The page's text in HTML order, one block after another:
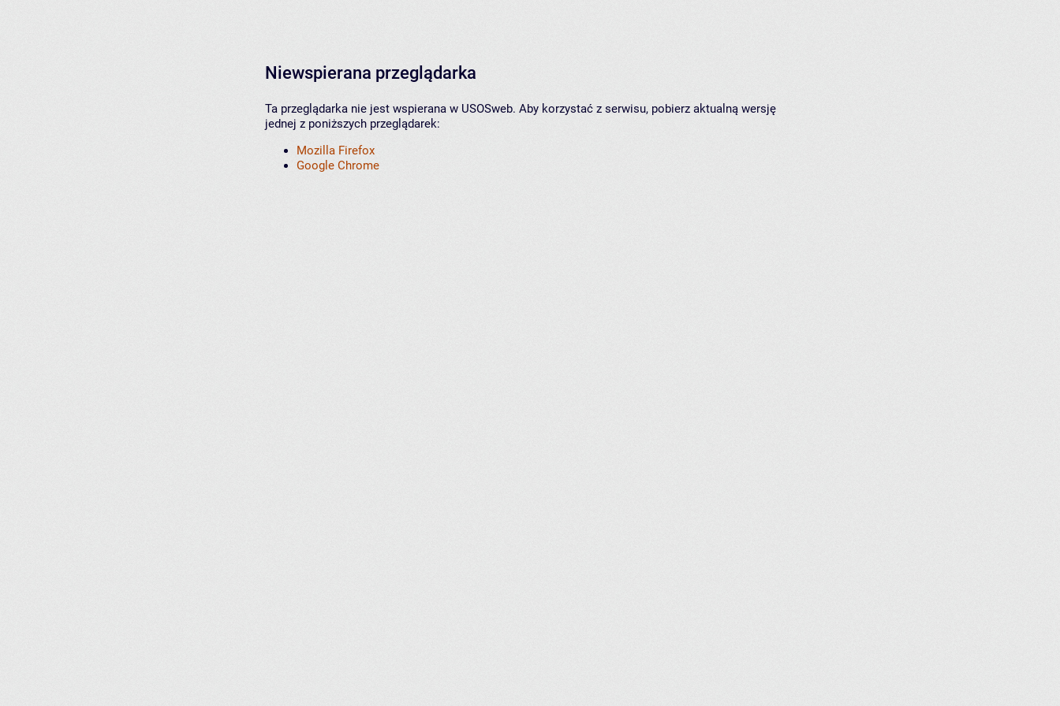
Niewspierana przeglądarka
Ta przeglądarka nie jest wspierana w USOSweb. Aby korzystać z serwisu, pobierz aktualną wersję
jednej z poniższych przeglądarek:
Mozilla Firefox
Google Chrome